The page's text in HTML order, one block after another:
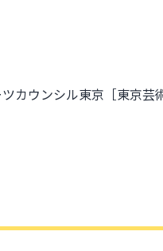
ウンシル東京［東京芸